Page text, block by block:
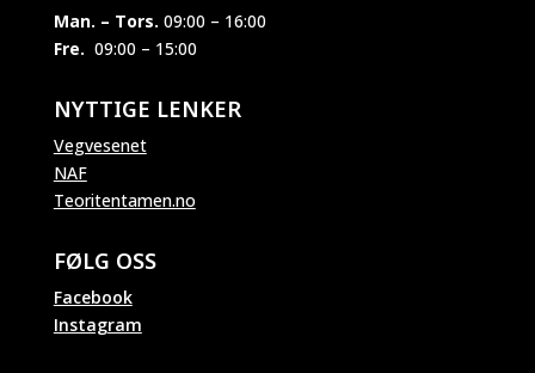
Man. – Tors. 09:00 – 16:00
Fre. 09:00 – 15:00
NYTTIGE LENKER
Vegvesenet
NAF
Teoritentamen.no
FØLG OSS
Facebook
Instagram